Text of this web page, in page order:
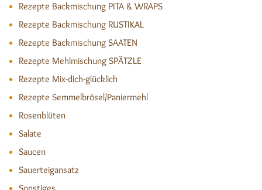
Rezepte Backmischung PITA & WRAPS
Rezepte Backmischung RUSTIKAL
Rezepte Backmischung SAATEN
Rezepte Mehlmischung SPÄTZLE
Rezepte Mix-dich-glücklich
Rezepte Semmelbrösel/Paniermehl
Rosenblüten
Salate
Saucen
Sauerteigansatz